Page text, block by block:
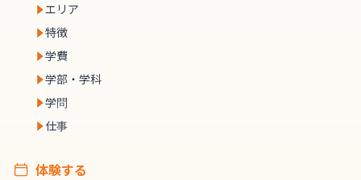
エリア
特徴
学費
学部・学科
学問
仕事
体験する